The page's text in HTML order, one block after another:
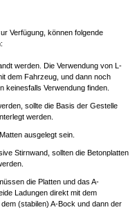
Verfügung, können folgende
werden. Die Verwendung von L-
dem Fahrzeug, und dann noch
keinesfalls Verwendung finden.
sollte die Basis der Gestelle
werden.
ausgelegt sein.
Stirnwand, sollten die Betonplatten
die Platten und das A-
Ladungen direkt mit dem
(stabilen) A-Bock und dann der